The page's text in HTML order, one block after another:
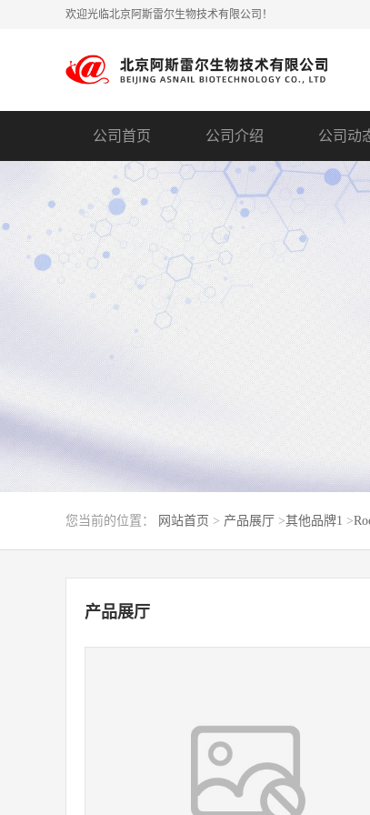
欢迎光临北京阿斯雷尔生物技术有限公司！
公司首页 公司介绍 公司动
您当前的位置： 网站首页 > 产品展厅 >其他品牌1 >
产品展厅